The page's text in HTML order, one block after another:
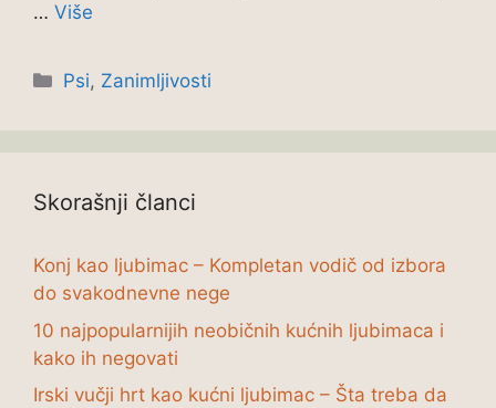
… Više
Categories
Psi, Zanimljivosti
Skorašnji članci
Konj kao ljubimac – Kompletan vodič od izbora
do svakodnevne nege
10 najpopularnijih neobičnih kućnih ljubimaca i
kako ih negovati
Irski vučji hrt kao kućni ljubimac – Šta treba da